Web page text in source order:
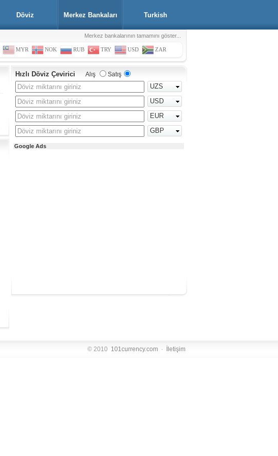
Döviz Merkez Bankaları Turkish
Merkez bankalarının tamamını göster...
MYR NOK RUB TRY USD ZAR
Hızlı Döviz Çevirici Alış Satış
UZS
USD
EUR
GBP
Google Ads
© 2010 101currency.com · İletişim